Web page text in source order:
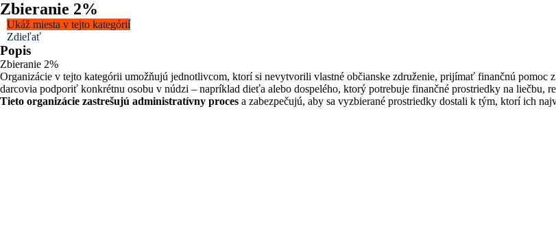
Zbieranie 2%
Ukáž miesta v tejto kategórií
Zdieľať
Popis
Zbieranie 2%
Organizácie v tejto kategórii umožňujú jednotlivcom, ktorí si nevytvorili vlastné občianske združenie, prijímať finančnú pomoc
darcovia podporiť konkrétnu osobu v núdzi – napríklad dieťa alebo dospelého, ktorý potrebuje finančné prostriedky na liečbu,
Tieto organizácie zastrešujú administratívny proces a zabezpečujú, aby sa vyzbierané prostriedky dostali k tým, ktorí ich